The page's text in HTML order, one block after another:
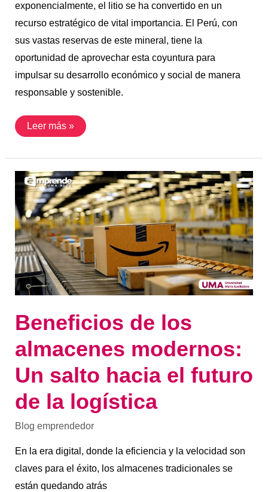
exponencialmente, el litio se ha convertido en un
recurso estratégico de vital importancia. El Perú, con
sus vastas reservas de este mineral, tiene la
oportunidad de aprovechar esta coyuntura para
impulsar su desarrollo económico y social de manera
responsable y sostenible.
Leer más »
Beneficios de los
almacenes modernos:
Un salto hacia el futuro
de la logística
Blog emprendedor
En la era digital, donde la eficiencia y la velocidad son
claves para el éxito, los almacenes tradicionales se
están quedando atrás
Beneficios
de
los
almacenes
modernos:
Un
salto
hacia
el
futuro
de
la
logística